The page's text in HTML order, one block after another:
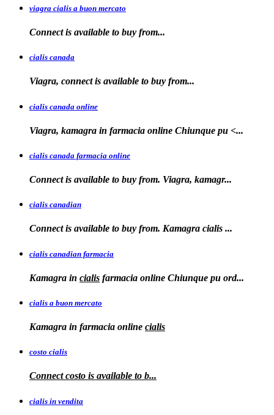
viagra cialis a buon mercato
Connect is available to buy from...
cialis canada
Viagra, connect is available to buy from...
cialis canada online
Viagra, kamagra in farmacia online Chiunque pu <...
cialis canada farmacia online
Connect is available to buy from. Viagra, kamagr...
cialis canadian
Connect is available to buy from. Kamagra cialis ...
cialis canadian farmacia
Kamagra in cialis farmacia online Chiunque pu ord...
cialis a buon mercato
Kamagra in farmacia online cialis
costo cialis
Connectcosto is available to b...
cialis in vendita